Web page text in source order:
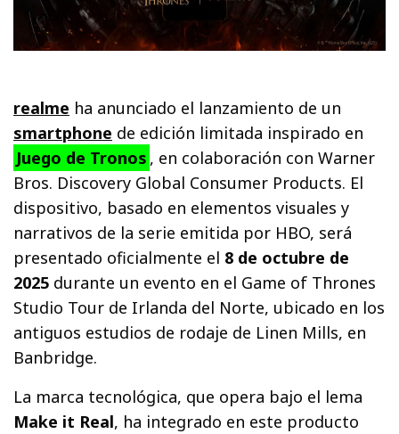
realme ha anunciado el lanzamiento de un
smartphone de edición limitada inspirado en
Juego de Tronos , en colaboración con Warner
Bros. Discovery Global Consumer Products. El
dispositivo, basado en elementos visuales y
narrativos de la serie emitida por HBO, será
presentado oficialmente el 8 de octubre de
2025 durante un evento en el Game of Thrones
Studio Tour de Irlanda del Norte, ubicado en los
antiguos estudios de rodaje de Linen Mills, en
Banbridge.
La marca tecnológica, que opera bajo el lema
Make it Real, ha integrado en este producto